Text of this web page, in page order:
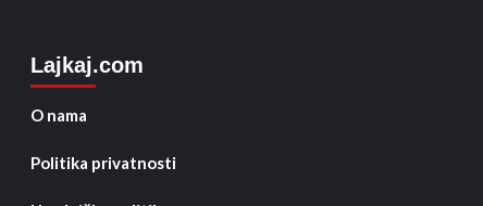
Lajkaj.com
O nama
Politika privatnosti